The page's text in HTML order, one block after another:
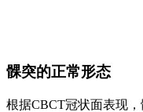
髁突的正常形态
根据CBCT冠状面表现，